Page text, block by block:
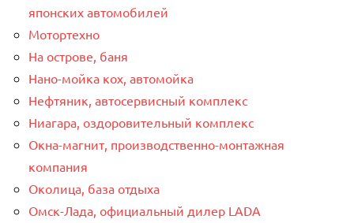
японских автомобилей
Мотортехно
На острове, баня
Нано-мойка кох, автомойка
Нефтяник, автосервисный комплекс
Ниагара, оздоровительный комплекс
Окна-магнит, производственно-монтажная
компания
Околица, база отдыха
Омск-Лада, официальный дилер LADA